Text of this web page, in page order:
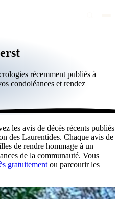
récemment publiés à
condoléances et rendez
les avis de décès récents publiés
des Laurentides. Chaque avis de
de rendre hommage à un
de la communauté. Vous
gratuitement ou parcourir les